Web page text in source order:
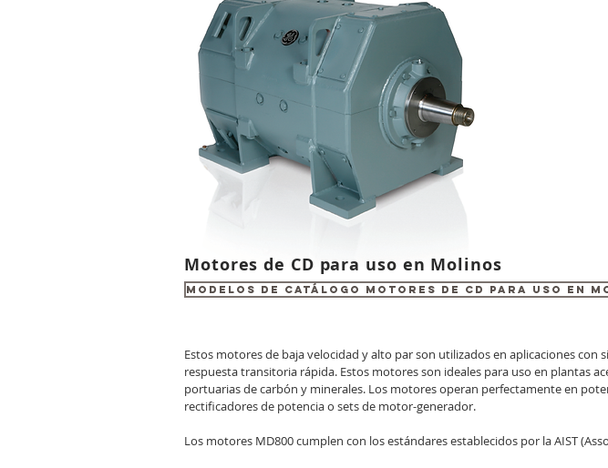
Motores de CD para uso en Molinos
MODELOS DE CATÁLOGO MOTORES de CD PARA USO EN
Estos motores de baja velocidad y alto par son utilizados en aplicaciones
respuesta transitoria rápida. Estos motores son ideales para uso en plantas
portuarias de carbón y minerales. Los motores operan perfectamente en
rectificadores de potencia o sets de motor-generador.
Los motores MD800 cumplen con los estándares establecidos por la AIST